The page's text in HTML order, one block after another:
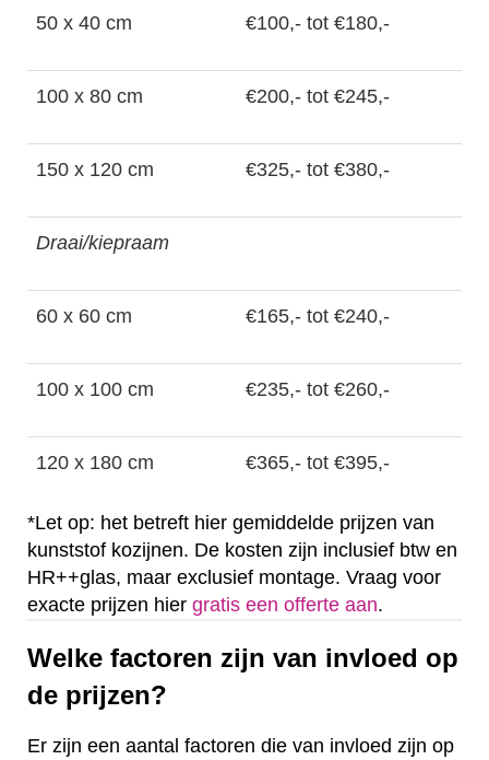
50 x 40 cm €100,- tot €180,-
100 x 80 cm €200,- tot €245,-
150 x 120 cm €325,- tot €380,-
Draai/kiepraam
60 x 60 cm €165,- tot €240,-
100 x 100 cm €235,- tot €260,-
120 x 180 cm €365,- tot €395,-
*Let op: het betreft hier gemiddelde prijzen van
kunststof kozijnen. De kosten zijn inclusief btw en
HR++glas, maar exclusief montage. Vraag voor
exacte prijzen hier gratis een offerte aan.
Welke factoren zijn van invloed op
de prijzen?
Er zijn een aantal factoren die van invloed zijn op